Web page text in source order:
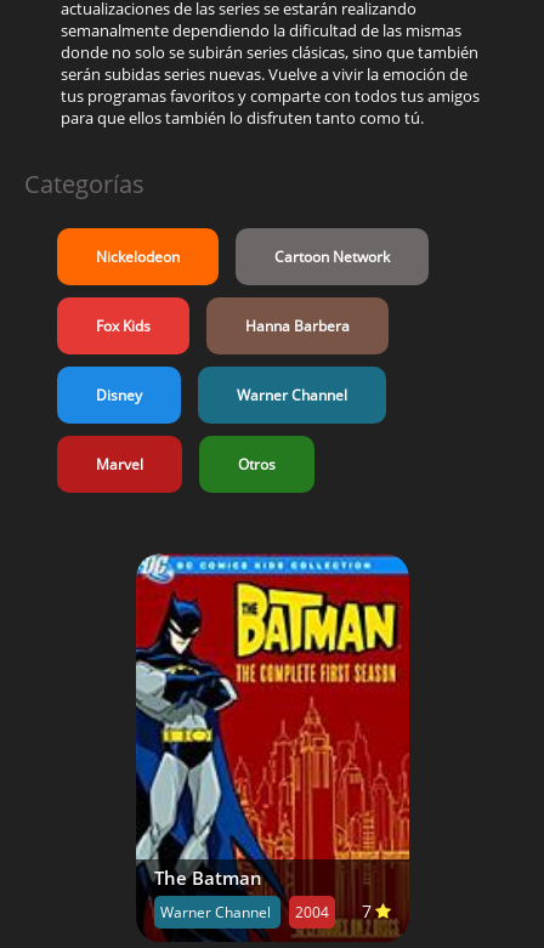
actualizaciones de las series se estarán realizando
semanalmente dependiendo la dificultad de las mismas
donde no solo se subirán series clásicas, sino que también
serán subidas series nuevas. Vuelve a vivir la emoción de
tus programas favoritos y comparte con todos tus amigos
para que ellos también lo disfruten tanto como tú.
Categorías
Nickelodeon Cartoon Network
Fox Kids Hanna Barbera
Disney Warner Channel
Marvel Otros
The Batman
Warner Channel 2004 7